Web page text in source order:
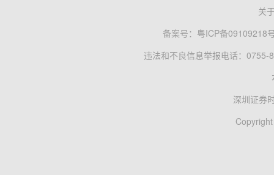
关
备案号： 粤ICP备09109218
违法和不良信息举报电话：0755-
深圳证券